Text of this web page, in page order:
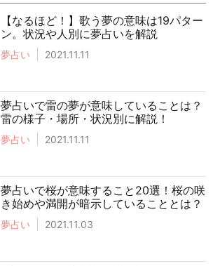
【なるほど！】歌う夢の意味は19パター
ン。状況や人別に夢占いを解説
夢占い 2021.11.11
夢占いで雷の夢が意味していることは？
雷の様子・場所・状況別に解説！
夢占い 2021.11.11
夢占いで桜が意味すること20選！桜の咲
き始めや満開が暗示していることとは？
夢占い 2021.11.03